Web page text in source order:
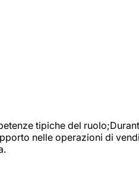
tipiche del
nelle operazioni di